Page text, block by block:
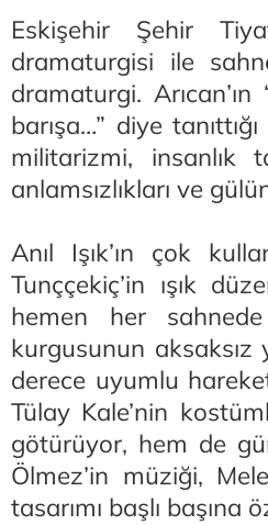
Eskişehir Şehir
dramaturgisi ile
dramaturgi.
barışa…” diye
militarizmi, insanlık
anlamsızlıkları ve
Anıl Işık’ın çok
Tunççekiç’in ışık
hemen her
kurgusunun aksaksız
derece uyumlu
Tülay Kale’nin
götürüyor, hem de
Ölmez’in müziği,
tasarımı başlı başına